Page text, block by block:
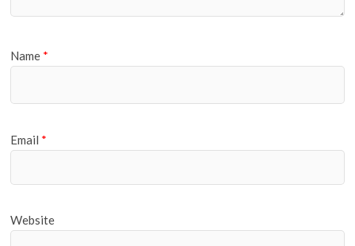
Name *
Email *
Website